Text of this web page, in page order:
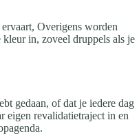
Overigens worden
kleur in, zoveel druppels als je
gedaan, of dat je iedere dag
eigen revalidatietraject in en